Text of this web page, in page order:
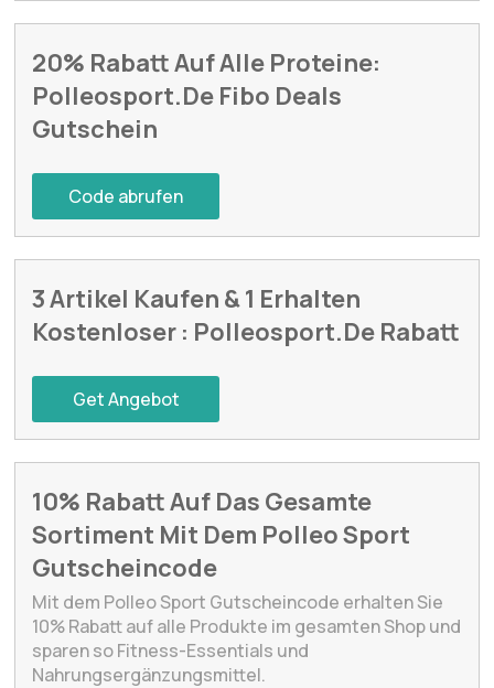
20% Rabatt Auf Alle Proteine:
Polleosport.De Fibo Deals
Gutschein
Code abrufen
3 Artikel Kaufen & 1 Erhalten
Kostenloser : Polleosport.De Rabatt
Get Angebot
10% Rabatt Auf Das Gesamte
Sortiment Mit Dem Polleo Sport
Gutscheincode
Mit dem Polleo Sport Gutscheincode erhalten Sie
10% Rabatt auf alle Produkte im gesamten Shop und
sparen so Fitness-Essentials und
Nahrungsergänzungsmittel.